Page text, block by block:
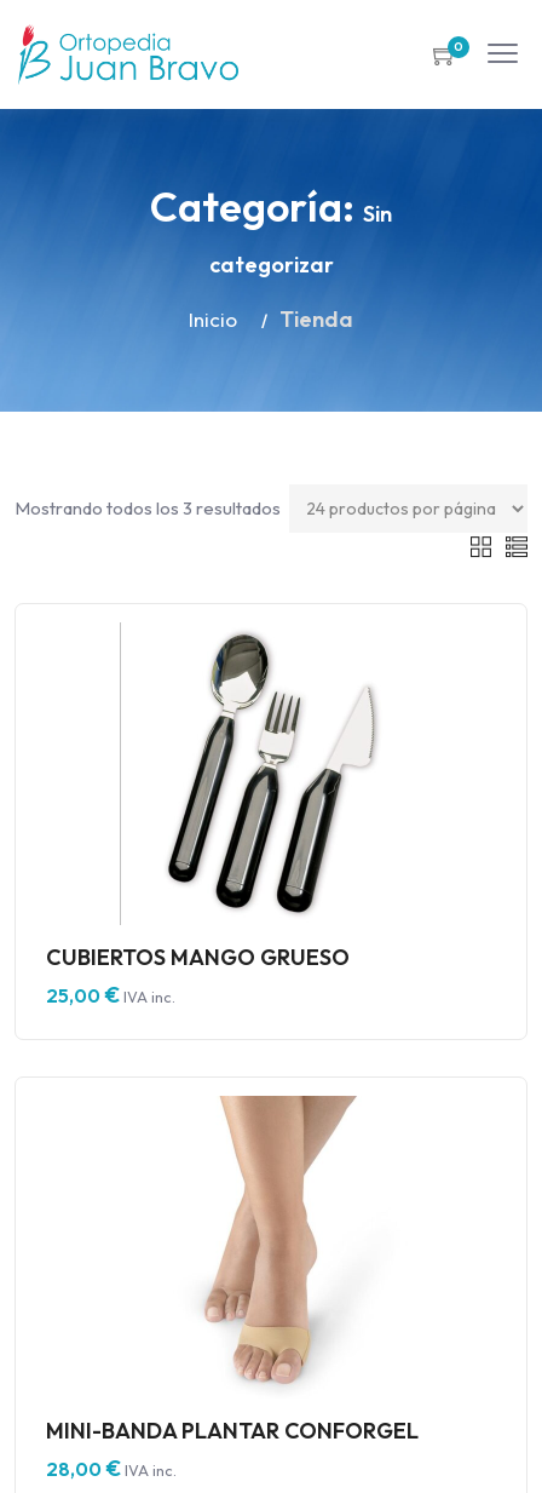
0
Categoría: Sin
categorizar
Inicio Tienda
Mostrando todos los 3 resultados
CUBIERTOS MANGO GRUESO
25,00€IVA inc.
MINI-BANDA PLANTAR CONFORGEL
28,00€IVA inc.